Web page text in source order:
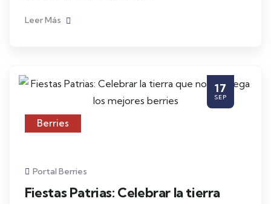
Leer Más
17
SEP
Berries
Portal Berries
Fiestas Patrias: Celebrar la tierra